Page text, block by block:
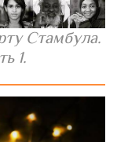
Стамбула.
1.